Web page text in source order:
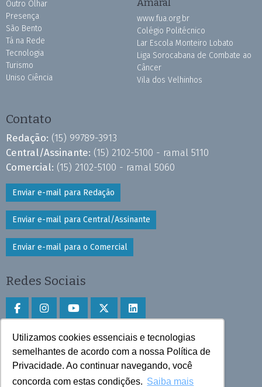
Utilizamos cookies essenciais e tecnologias
semelhantes de acordo com a nossa Política de
Privacidade. Ao continuar navegando, você
concorda com estas condições. Saiba mais
Outro Olhar
Presença
São Bento
Tá na Rede
Tecnologia
Turismo
Uniso Ciência
www.fua.org.br
Colégio Politécnico
Lar Escola Monteiro Lobato
Liga Sorocabana de Combate ao
Câncer
Vila dos Velhinhos
Contato
Redação: (15) 99789-3913
Central/Assinante: (15) 2102-5100 - ramal 5110
Comercial: (15) 2102-5100 - ramal 5060
Enviar e-mail para Redação
Enviar e-mail para Central/Assinante
Enviar e-mail para o Comercial
Redes Sociais
Faça download do aplicativo
Play Store e App Store